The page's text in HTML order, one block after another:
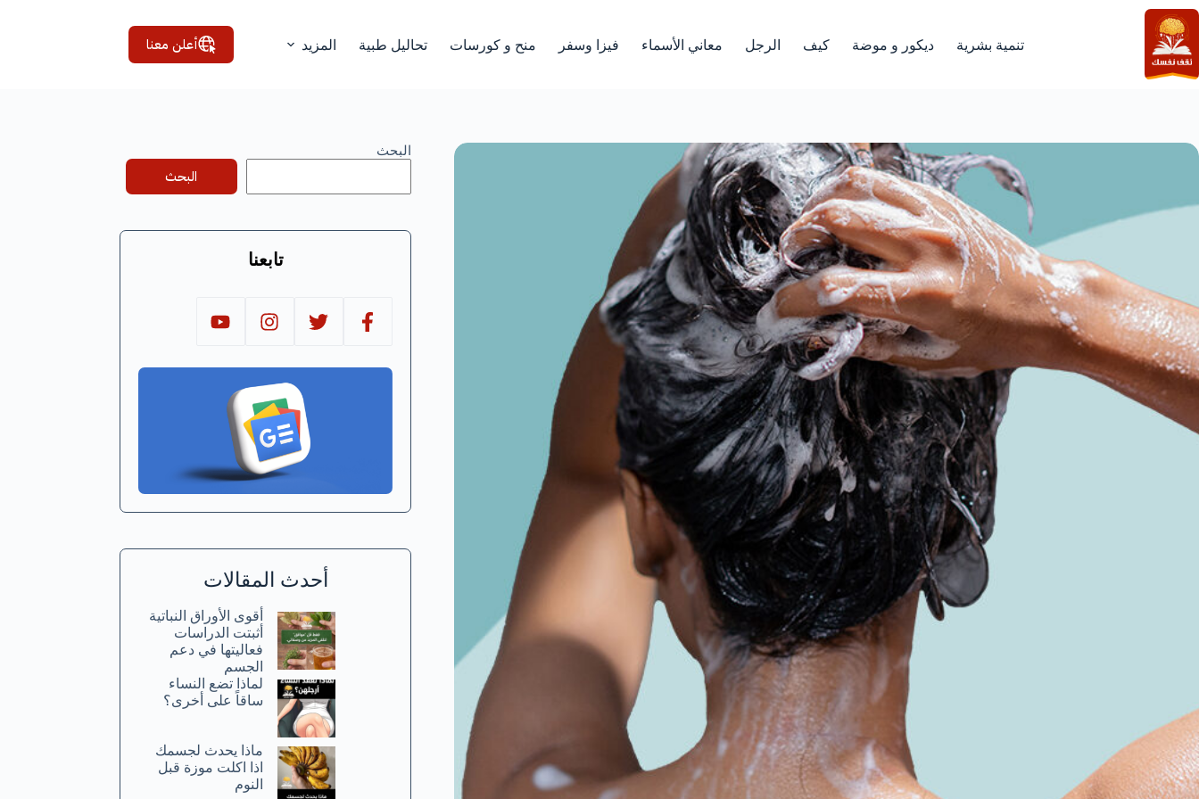
التجاوز
إلى
المحتوى
تنمية بشرية ديكور و موضة كيف الرجل معاني الأسماء فيزا وسفر منح و كورسات تحاليل طبية المزيد أعلن معنا
البحث
البحث
تابعنا
أحدث المقالات
أقوى الأوراق النباتية
أثبتت الدراسات
فعاليتها في دعم
الجسم
لماذا تضع النساء
ساقاً على أخرى؟
ماذا يحدث لجسمك
اذا اكلت موزة قبل
النوم